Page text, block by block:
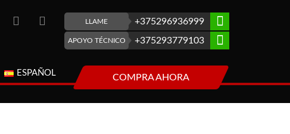
LLAME +375296936999
APOYO TÉCNICO +375293779103
ESPAÑOL COMPRA AHORA